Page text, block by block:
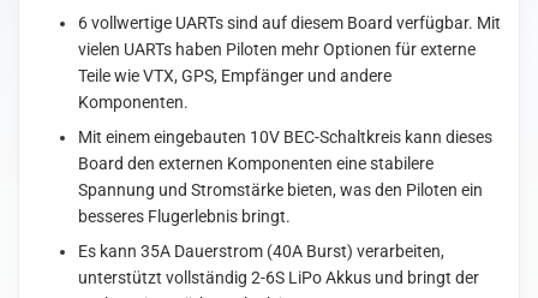
6 vollwertige UARTs sind auf diesem Board verfügbar. Mit
vielen UARTs haben Piloten mehr Optionen für externe
Teile wie VTX, GPS, Empfänger und andere
Komponenten.
Mit einem eingebauten 10V BEC-Schaltkreis kann dieses
Board den externen Komponenten eine stabilere
Spannung und Stromstärke bieten, was den Piloten ein
besseres Flugerlebnis bringt.
Es kann 35A Dauerstrom (40A Burst) verarbeiten,
unterstützt vollständig 2-6S LiPo Akkus und bringt der